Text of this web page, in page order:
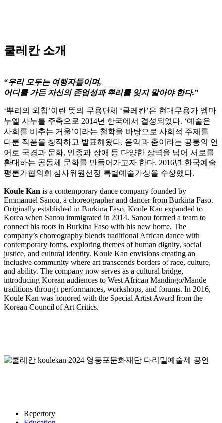
쿨레칸 소개
“우리 모두는 여행자들이며,
어디를 가든 자신의 존엄성과 뿌리를 잊지 말아야 한다.”
‘뿌리의 외침’이란 뜻의 무용단체 ‘쿨레칸’은 현대무용가 엠마
누엘 사누를 주축으로 2014년 한국에서 결성되었다. ‘예술은
사회를 비추는 거울’이라는 철학을 바탕으로 사회적 주제를
다룬 작품을 창작하고 발표해왔다. 음악과 춤이라는 공통의 언
어로 국경과 문화, 인종과 장애 등 다양한 장벽을 넘어 서로를
환대하는 공동체 문화를 만들어가고자 한다. 2016년 한국예술
평론가협의회 심사위원선정 특별예술가상을 수상했다.
Koule Kan is a contemporary dance company founded by
Emmanuel Sanou, a choreographer and dancer from Burkina Faso.
Originally established in Burkina Faso, Koule Kan expanded to
Korea when Sanou immigrated in 2014. Sanou formed a team to
connect his roots in Burkina Faso with his new home. The
company’s choreography blends traditional African dance with
contemporary forms, exploring themes of human dignity, social
justice, and cultural identity. Koule Kan envisions creating an
inclusive community where art transcends borders of race, culture,
and ability. The company now serves as a cultural bridge,
introducing Korean audiences to West African Mandingo/Mande
traditions through performances, workshops, and forums. In 2016,
Koule Kan was honored with the Special Artist Award from the
Korean Council of Art Critics.
Repertory